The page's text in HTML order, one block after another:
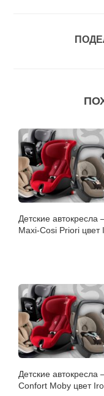
Детские автокресла
Maxi-Cosi Priori цвет
Детские
Confort Moby цвет